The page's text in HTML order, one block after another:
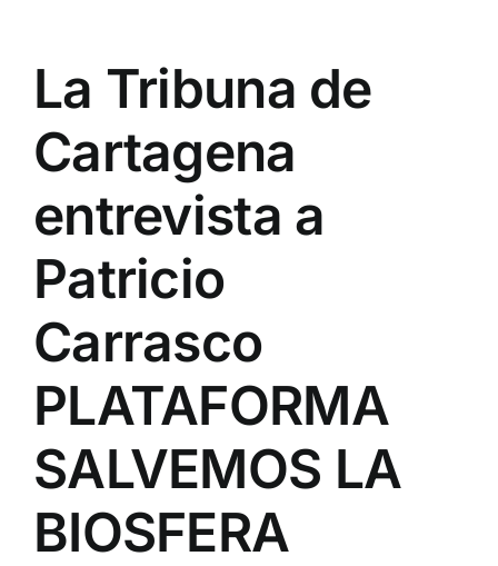
La Tribuna de
Cartagena
entrevista a
Patricio
Carrasco
PLATAFORMA
SALVEMOS LA
BIOSFERA